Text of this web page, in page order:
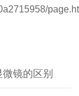
镜的区别